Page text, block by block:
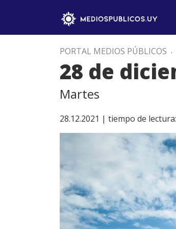
PORTAL MEDIOS PÚBLICOS .
28 de
Martes
28.12.2021 | tiempo de lectura: